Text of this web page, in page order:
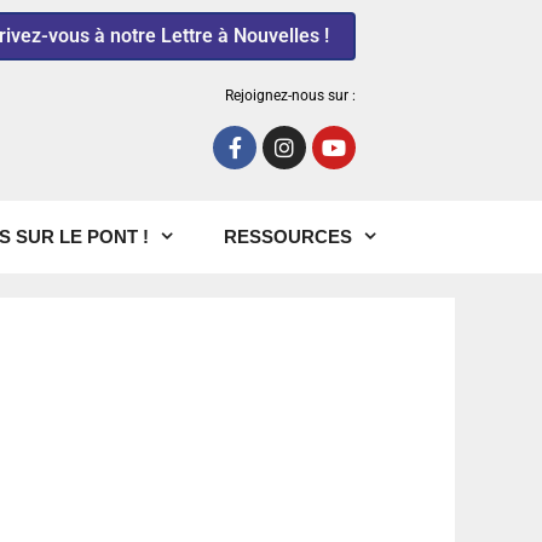
vous à notre Lettre à Nouvelles !
Rejoignez-nous sur :
SUR LE PONT ! RESSOURCES